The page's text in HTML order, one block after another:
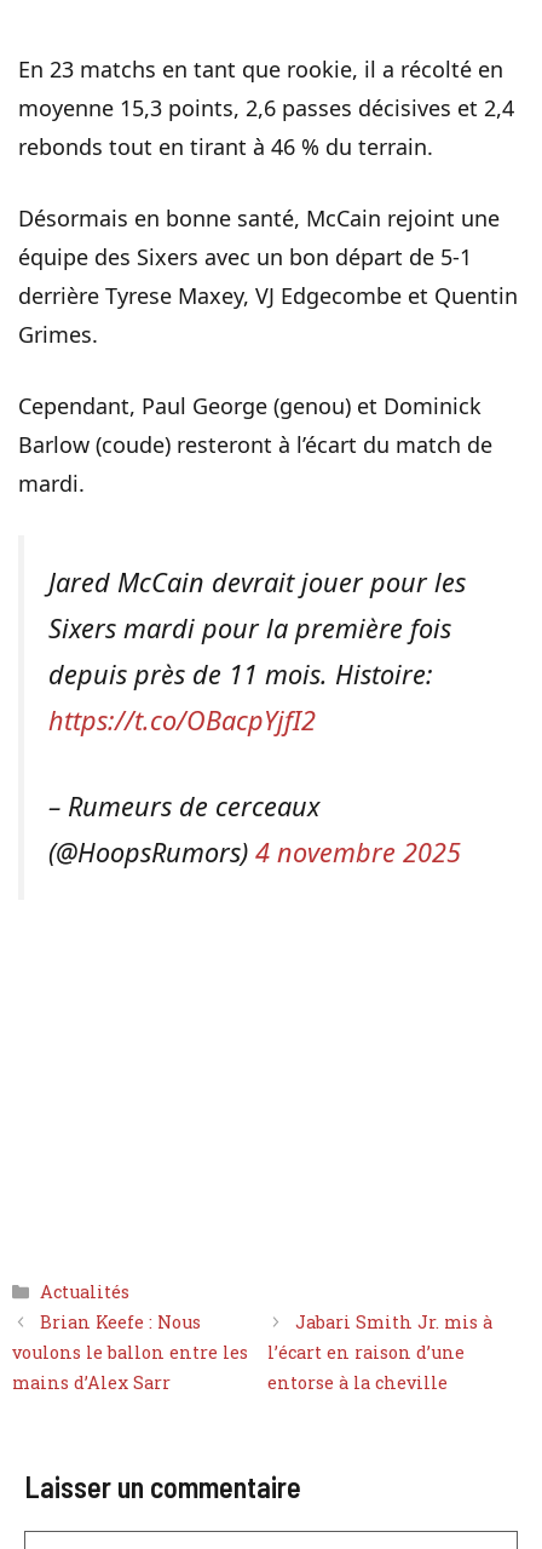
En 23 matchs en tant que rookie, il a récolté en
moyenne 15,3 points, 2,6 passes décisives et 2,4
rebonds tout en tirant à 46 % du terrain.
Désormais en bonne santé, McCain rejoint une
équipe des Sixers avec un bon départ de 5-1
derrière Tyrese Maxey, VJ Edgecombe et Quentin
Grimes.
Cependant, Paul George (genou) et Dominick
Barlow (coude) resteront à l’écart du match de
mardi.
Jared McCain devrait jouer pour les
Sixers mardi pour la première fois
depuis près de 11 mois. Histoire:
https://t.co/OBacpYjfI2
– Rumeurs de cerceaux
(@HoopsRumors) 4 novembre 2025
Catégories
Actualités
Brian Keefe : Nous
voulons le ballon entre les
mains d’Alex Sarr
Jabari Smith Jr. mis à
l’écart en raison d’une
entorse à la cheville
Laisser un commentaire